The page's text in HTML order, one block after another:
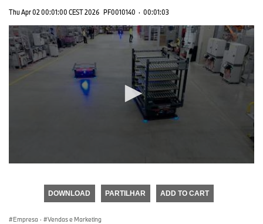
Thu Apr 02 00:01:00 CEST 2026 PF0010140 · 00:01:03
DOWNLOAD PARTILHAR ADD TO CART
Empresa · Vendas e Marketing